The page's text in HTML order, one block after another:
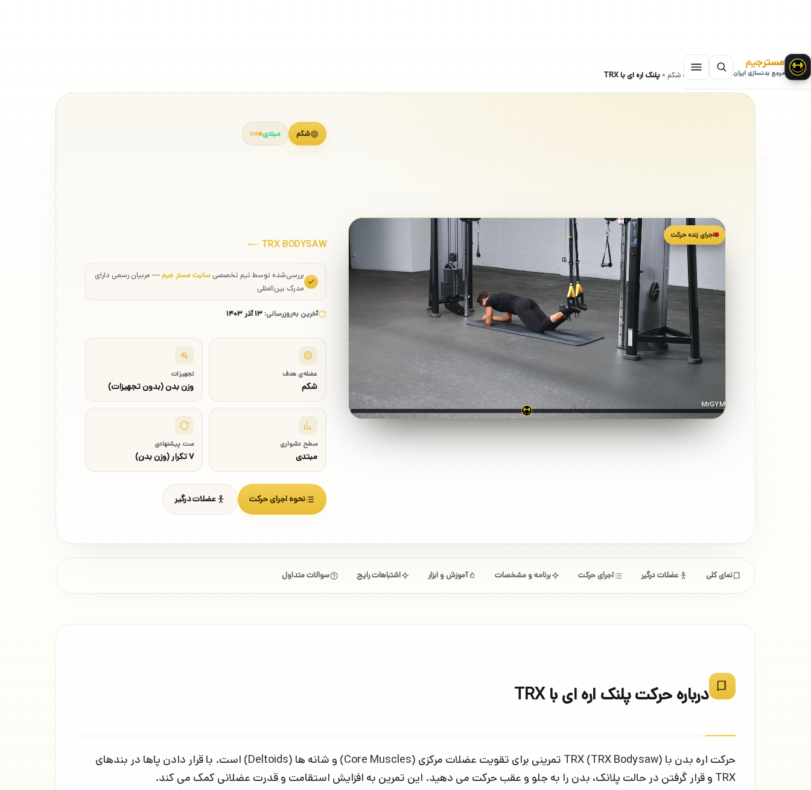
مسترجیم
مرجع بدنسازی ایرانسایت بدنسازی» حرکات شکم » پلنک اره ای با TRX
شکم مبتدی
TRX BODYSAW
بررسی‌شده توسط تیم تخصصی سایت مستر جیم— مربیان رسمی دارای
مدرک بین‌المللی
آخرین به‌روزرسانی: ۱۳ آذر ۱۴۰۳
عضله‌ی هدف
شکم
تجهیزات
وزن بدن (بدون تجهیزات)
سطح دشواری
مبتدی
ست پیشنهادی
۷ تکرار (وزن بدن)
نحوه اجرای حرکت عضلات درگیر
اجرای زنده حرکت
MrGYM
نمای کلی عضلات درگیر اجرای حرکت برنامه و مشخصات آموزش و ابزار اشتباهات رایج سوالات متداول
درباره حرکت پلنک اره ای با TRX
حرکت اره بدن با TRX (TRX Bodysaw) تمرینی برای تقویت عضلات مرکزی (Core Muscles) و شانه ها (Deltoids) است. با قرار دادن پاها در بندهای
TRX و قرار گرفتن در حالت پلانک، بدن را به جلو و عقب حرکت می دهید. این تمرین به افزایش استقامت و قدرت عضلانی کمک می کند.